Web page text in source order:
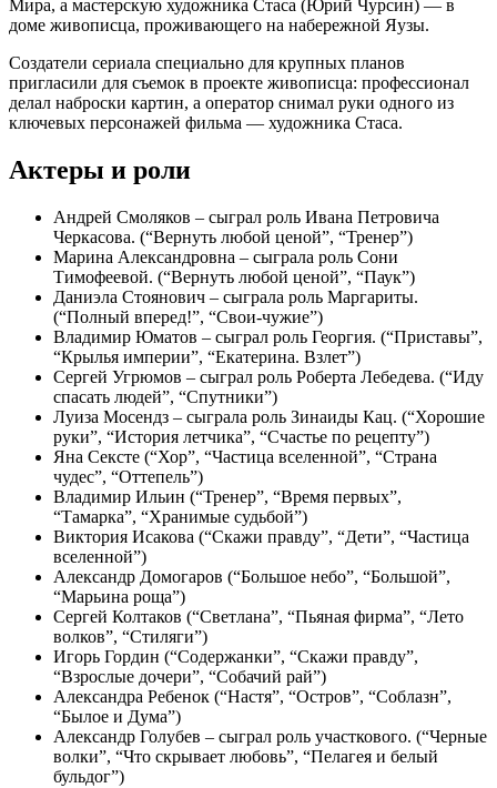
Мира, а мастерскую художника Стаса (Юрий Чурсин) — в
доме живописца, проживающего на набережной Яузы.
Создатели сериала специально для крупных планов
пригласили для съемок в проекте живописца: профессионал
делал наброски картин, а оператор снимал руки одного из
ключевых персонажей фильма — художника Стаса.
Актеры и роли
Андрей Смоляков – сыграл роль Ивана Петровича
Черкасова. (“Вернуть любой ценой”, “Тренер”)
Марина Александровна – сыграла роль Сони
Тимофеевой. (“Вернуть любой ценой”, “Паук”)
Даниэла Стоянович – сыграла роль Маргариты.
(“Полный вперед!”, “Свои-чужие”)
Владимир Юматов – сыграл роль Георгия. (“Приставы”,
“Крылья империи”, “Екатерина. Взлет”)
Сергей Угрюмов – сыграл роль Роберта Лебедева. (“Иду
спасать людей”, “Спутники”)
Луиза Мосендз – сыграла роль Зинаиды Кац. (“Хорошие
руки”, “История летчика”, “Счастье по рецепту”)
Яна Сексте (“Хор”, “Частица вселенной”, “Страна
чудес”, “Оттепель”)
Владимир Ильин (“Тренер”, “Время первых”,
“Тамарка”, “Хранимые судьбой”)
Виктория Исакова (“Скажи правду”, “Дети”, “Частица
вселенной”)
Александр Домогаров (“Большое небо”, “Большой”,
“Марьина роща”)
Сергей Колтаков (“Светлана”, “Пьяная фирма”, “Лето
волков”, “Стиляги”)
Игорь Гордин (“Содержанки”, “Скажи правду”,
“Взрослые дочери”, “Собачий рай”)
Александра Ребенок (“Настя”, “Остров”, “Соблазн”,
“Былое и Дума”)
Александр Голубев – сыграл роль участкового. (“Черные
волки”, “Что скрывает любовь”, “Пелагея и белый
бульдог”)